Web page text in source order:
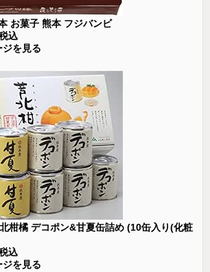
お菓子 熊本 フジバンビ
込
ジを見る
柑橘 デコポン&甘夏缶詰め (10缶入り(化粧
込
ジを見る